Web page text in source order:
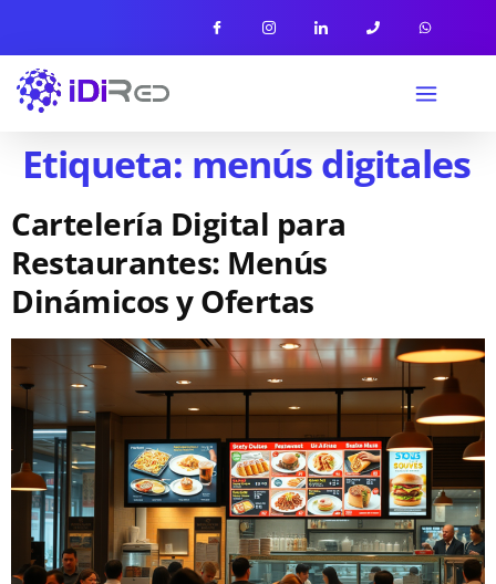
Etiqueta: menús digitales
Cartelería Digital para
Restaurantes: Menús
Dinámicos y Ofertas